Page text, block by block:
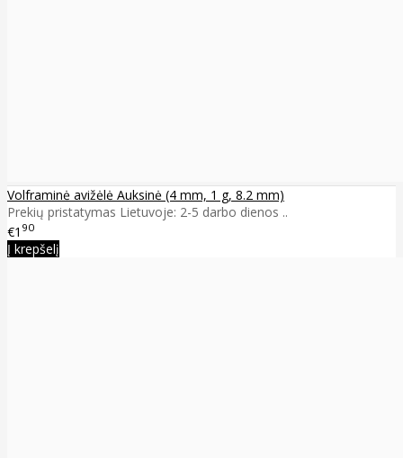
Volframinė avižėlė Auksinė (4 mm, 1 g, 8.2 mm)
Prekių pristatymas Lietuvoje: 2-5 darbo dienos ..
€1 90
Į krepšelį